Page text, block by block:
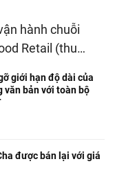
hành chuỗi
Retail (thu…
giới hạn độ dài của
văn bản với toàn bộ
được bán lại với giá